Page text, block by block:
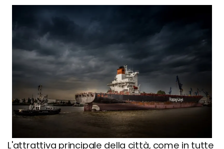
L'attrattiva principale della città, come in tutte